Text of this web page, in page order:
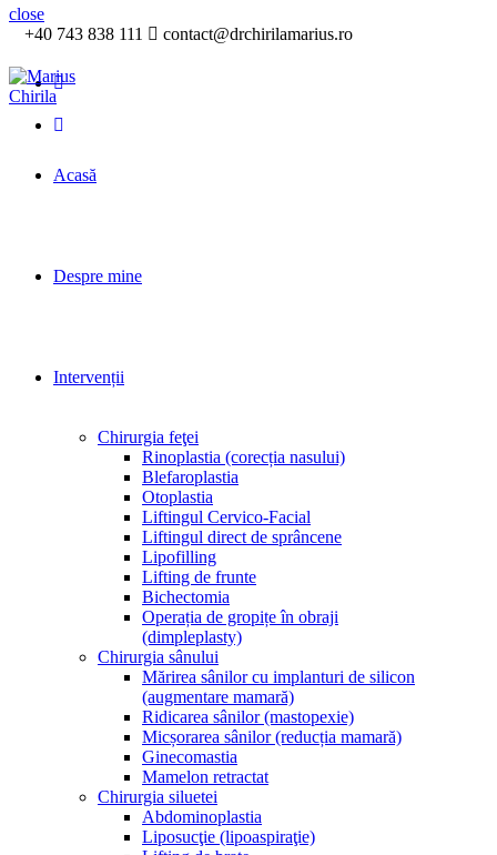
close
+40 743 838 111
contact@drchirilamarius.ro
Acasă
Despre mine
Intervenții
Chirurgia feţei
Rinoplastia (corecția nasului)
Blefaroplastia
Otoplastia
Liftingul Cervico-Facial
Liftingul direct de sprâncene
Lipofilling
Lifting de frunte
Bichectomia
Operația de gropițe în obraji
(dimpleplasty)
Chirurgia sânului
Mărirea sânilor cu implanturi de silicon
(augmentare mamară)
Ridicarea sânilor (mastopexie)
Micșorarea sânilor (reducția mamară)
Ginecomastia
Mamelon retractat
Chirurgia siluetei
Abdominoplastia
Liposucţie (lipoaspiraţie)